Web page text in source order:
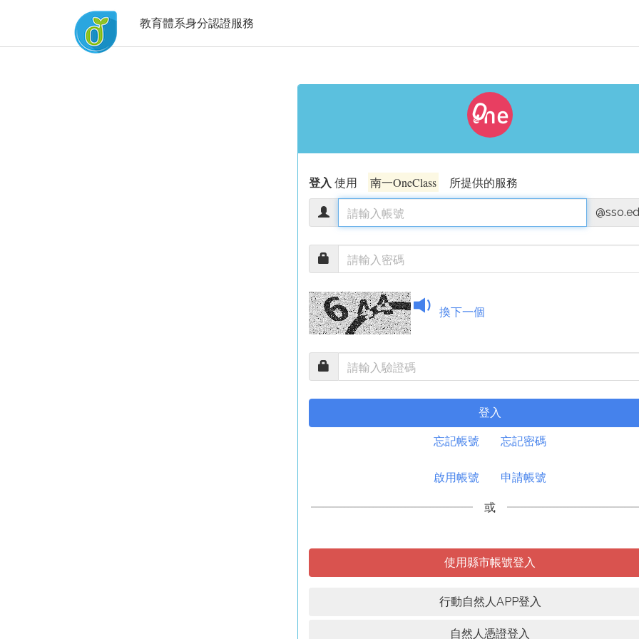
教育體系身分認證服務
登入 使用 南一OneClass 所提供的服務
換下一個
登入
忘記帳號 忘記密碼
啟用帳號 申請帳號
或
使用縣市帳號登入
行動自然人APP登入
自然人憑證登入